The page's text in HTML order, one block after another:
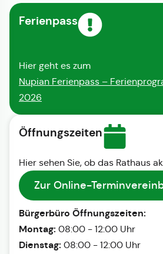
Ferienpass
Hier geht es zum
Nupian Ferienpass –
2026
Öffnungszeiten
Hier sehen Sie, ob das Rathaus
Zur Online-
Bürgerbüro Öffnungszeiten:
Montag: 08:00 - 12:00 Uhr
Dienstag: 08:00 - 12:00 Uhr